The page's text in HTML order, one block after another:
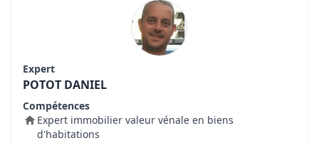
Expert
POTOT DANIEL
Compétences
Expert immobilier valeur vénale en biens
d'habitations